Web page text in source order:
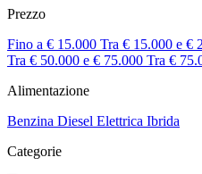
Prezzo
Fino a € 15.000 Tra € 15.000 e €
Tra € 50.000 e € 75.000 Tra €
Alimentazione
Benzina Diesel Elettrica Ibrida
Categorie